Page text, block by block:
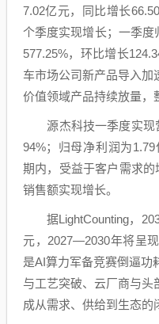
7.02亿元，同比增长
个季度实现增长；一季度
577.25%，环比增长
车市场公司新产品导入加
价值领域产品持续放量，
源杰科技一季度实现
94%；归母净利润为
期内，受益于客户需求的
销售额实现增长。
据LightCounting，
元，2027—2030年将呈
是AI算力军备竞赛倒逼功
与工艺突破、云厂商与头
成从需求、供给到生态的